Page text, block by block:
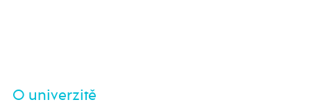
O univerzitě